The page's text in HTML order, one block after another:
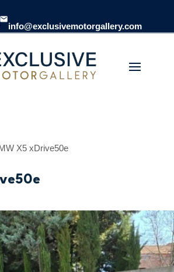
info@exclusivemotorgallery.com
X5 xDrive50e